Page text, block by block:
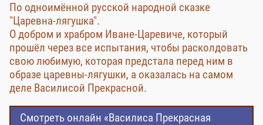
По одноимённой русской народной сказке
"Царевна-лягушка".
О добром и храбром Иване-Царевиче, который
прошёл через все испытания, чтобы расколдовать
свою любимую, которая предстала перед ним в
образе царевны-лягушки, а оказалась на самом
деле Василисой Прекрасной.
Смотреть онлайн «Василиса Прекрасная